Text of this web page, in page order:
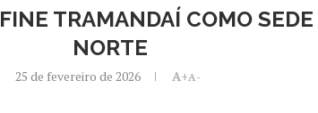
TRAMANDAÍ COMO
NORTE
25 de fevereiro de 2026 A+A-